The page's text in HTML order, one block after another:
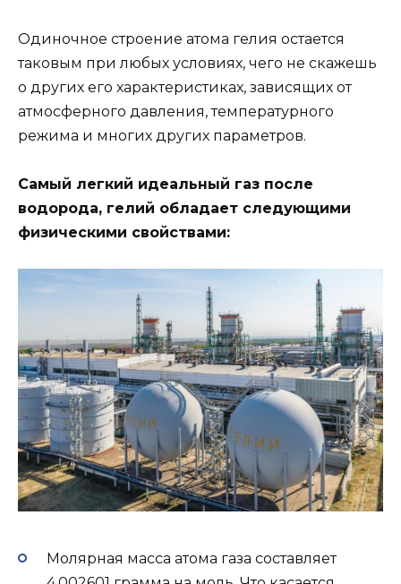
Одиночное строение атома гелия остается
таковым при любых условиях, чего не скажешь
о других его характеристиках, зависящих от
атмосферного давления, температурного
режима и многих других параметров.
Самый легкий идеальный газ после
водорода, гелий обладает следующими
физическими свойствами:
Молярная масса атома газа составляет